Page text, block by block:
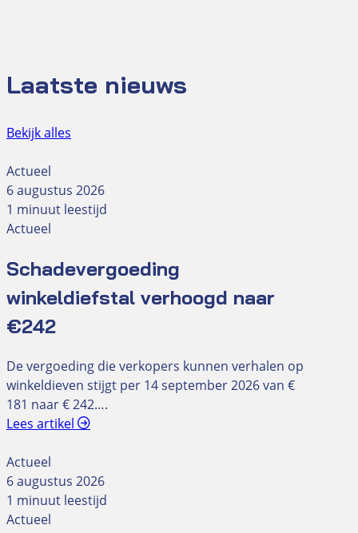
Laatste nieuws
Bekijk alles
Actueel
6 augustus 2026
1 minuut leestijd
Actueel
Schadevergoeding
winkeldiefstal verhoogd naar
€242
De vergoeding die verkopers kunnen verhalen op
winkeldieven stijgt per 14 september 2026 van €
181 naar € 242….
Lees artikel
Actueel
6 augustus 2026
1 minuut leestijd
Actueel